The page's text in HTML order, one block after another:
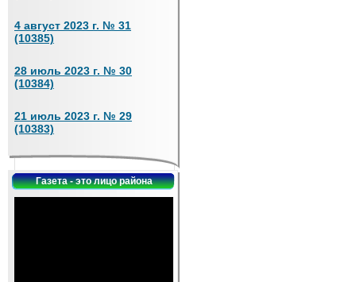
4 август 2023 г. № 31
(10385)
28 июль 2023 г. № 30
(10384)
21 июль 2023 г. № 29
(10383)
Газета - это лицо района